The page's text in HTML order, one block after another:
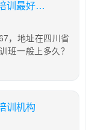
四川单招培训班一般上多久，四川单招培训最好的学校
，地址在四川省
班一般上多久？
训机构